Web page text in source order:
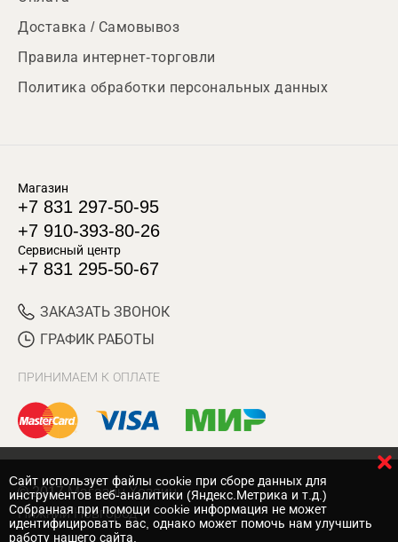
Доставка / Самовывоз
Правила интернет-торговли
Политика обработки персональных данных
Магазин
+7 831 297-50-95
+7 910-393-80-26
Сервисный центр
+7 831 295-50-67
ЗАКАЗАТЬ ЗВОНОК
ГРАФИК РАБОТЫ
ПРИНИМАЕМ К ОПЛАТЕ
© 2017 Магазин Хозяин
Нижний Новгород
Cайт использует файлы cookie при сборе данных для
инструментов веб-аналитики (Яндекс.Метрика и т.д.)
Собранная при помощи cookie информация не может
идентифицировать вас, однако может помочь нам улучшить
работу нашего сайта.